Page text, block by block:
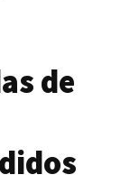
de